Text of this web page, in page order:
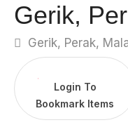
Gerik,
Gerik, Perak,
Login To
Bookmark Items